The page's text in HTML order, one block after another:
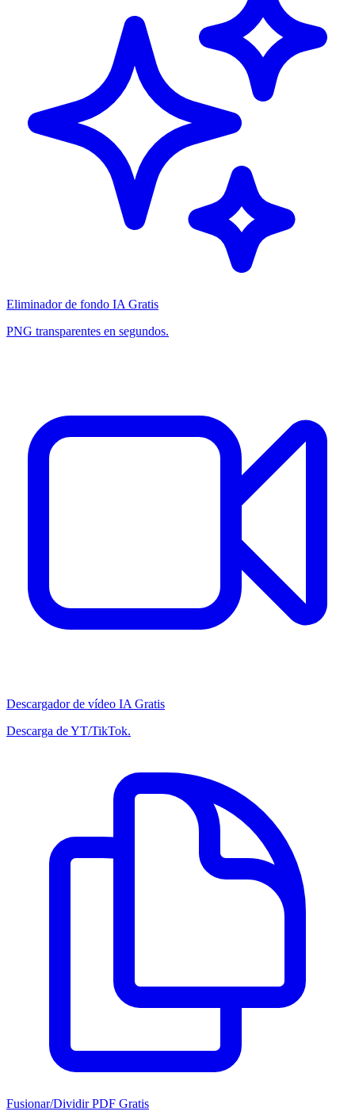
Eliminador de fondo IA Gratis
PNG transparentes en segundos.
Descargador de vídeo IA Gratis
Descarga de YT/TikTok.
Fusionar/Dividir PDF Gratis